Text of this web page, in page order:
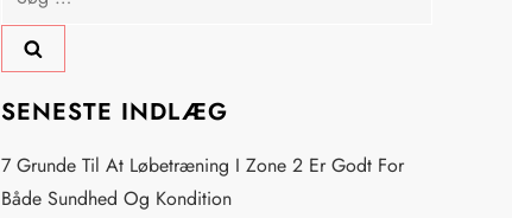
efter:
SENESTE INDLÆG
7 Grunde Til At Løbetræning I Zone 2 Er Godt For
Både Sundhed Og Kondition